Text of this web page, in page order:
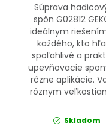
Súprava
spôn G02812
ideálnym
každého, kto
spoľahlivé a
upevňovacie
rôzne aplikácie.
rôznym
Skladom